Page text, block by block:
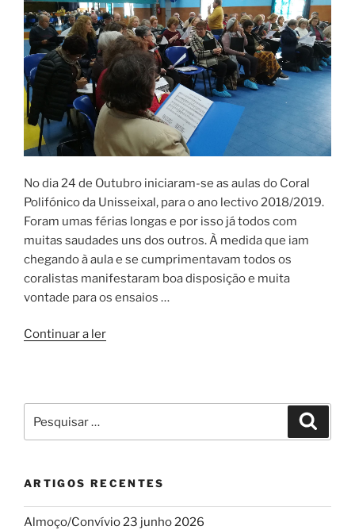
No dia 24 de Outubro iniciaram-se as aulas do Coral
Polifónico da Unisseixal, para o ano lectivo 2018/2019.
Foram umas férias longas e por isso já todos com
muitas saudades uns dos outros. À medida que iam
chegando à aula e se cumprimentavam todos os
coralistas manifestaram boa disposição e muita
vontade para os ensaios …
Continuar a ler“De
por:
ARTIGOS RECENTES
Almoço/Convívio 23 junho 2026